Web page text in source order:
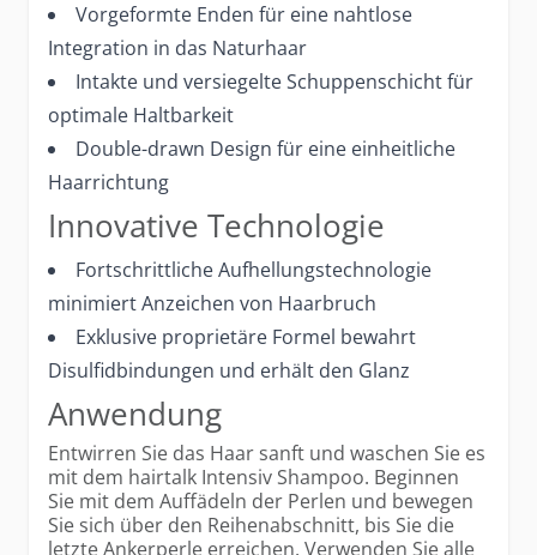
Vorgeformte Enden für eine nahtlose
Integration in das Naturhaar
Intakte und versiegelte Schuppenschicht für
optimale Haltbarkeit
Double-drawn Design für eine einheitliche
Haarrichtung
Innovative Technologie
Fortschrittliche Aufhellungstechnologie
minimiert Anzeichen von Haarbruch
Exklusive proprietäre Formel bewahrt
Disulfidbindungen und erhält den Glanz
Anwendung
Entwirren Sie das Haar sanft und waschen Sie es
mit dem hairtalk Intensiv Shampoo. Beginnen
Sie mit dem Auffädeln der Perlen und bewegen
Sie sich über den Reihenabschnitt, bis Sie die
letzte Ankerperle erreichen. Verwenden Sie alle